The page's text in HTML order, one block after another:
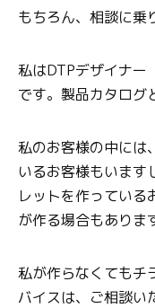
もちろん、相談に乗
私はDTPデザイナー
です。製品カタログ
私のお客様の中には
いるお客様もいます
レットを作っている
が作る場合もありま
私が作らなくてもチ
バイスは、ご相談い